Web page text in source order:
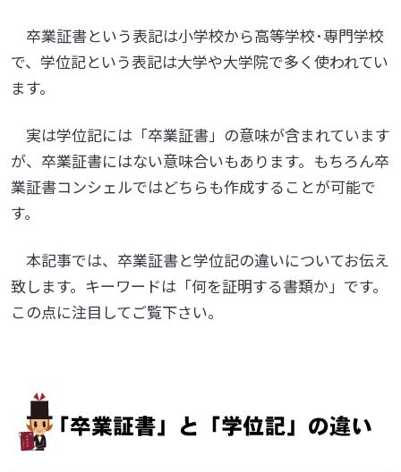
卒業証書という表記は小学校から高等学校･専門学校
で、学位記という表記は大学や大学院で多く使われてい
ます。
実は学位記には「卒業証書」の意味が含まれています
が、卒業証書にはない意味合いもあります。もちろん卒
業証書コンシェルではどちらも作成することが可能で
す。
本記事では、卒業証書と学位記の違いについてお伝え
致します。キーワードは「何を証明する書類か」です。
この点に注目してご覧下さい。